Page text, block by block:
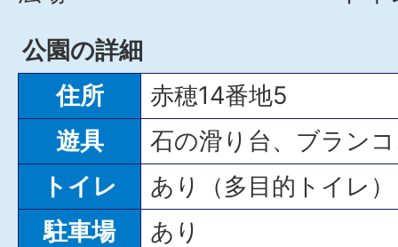
公園の詳細
住所
赤穂14番地5
遊具
石の滑り台、ブラン
トイレ
あり（多目的トイレ）
駐車場
あり